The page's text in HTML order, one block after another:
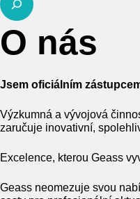
O nás
Jsem oficiálním
Výzkumná a vývojová
zaručuje inovativní,
Excelence, kterou Geass
Geass neomezuje svou